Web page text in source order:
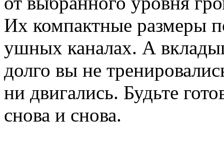
Их компактные размеры
ушных каналах. А
долго вы не
ни двигались. Будьте
снова и снова.